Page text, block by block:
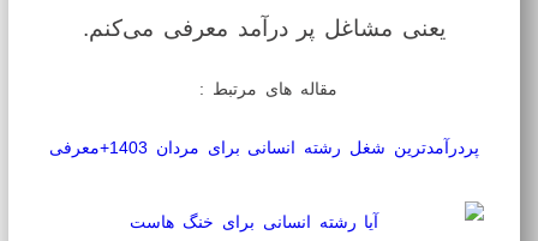
یعنی مشاغل پر درآمد معرفی می‌کنم.
مقاله های مرتبط :
پردرآمدترین شغل رشته انسانی برای مردان 1403+معرفی